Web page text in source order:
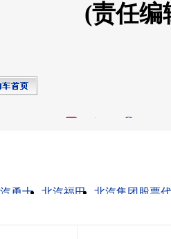
(责任编
勇士 北汽福田
北汽集团股票